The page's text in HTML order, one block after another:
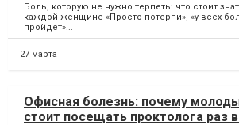
Боль, которую не нужно терпеть: что стоит
каждой женщине «Просто потерпи», «у всех
пройдет»...
27 марта
Офисная болезнь: почему
стоит посещать проктолога раз